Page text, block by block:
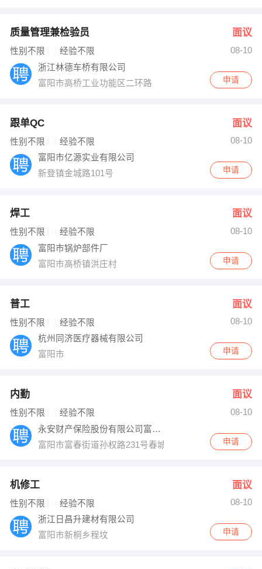
质量管理兼检验员 面议
性别不限 经验不限
08-10
浙江林德车桥有限公司
富阳市高桥工业功能区二环路
申请
跟单QC 面议
性别不限 经验不限
08-10
富阳市亿源实业有限公司
新登镇金城路101号
申请
焊工 面议
性别不限 经验不限
08-10
富阳市锅炉部件厂
富阳市高桥镇洪庄村
申请
普工 面议
性别不限 经验不限
08-10
杭州同济医疗器械有限公司
富阳市
申请
内勤 面议
性别不限 经验不限
08-10
永安财产保险股份有限公司富阳支公司
富阳市富春街道孙权路231号春城大厦
申请
机修工 面议
性别不限 经验不限
08-10
浙江日昌升建材有限公司
富阳市新桐乡程坟
申请